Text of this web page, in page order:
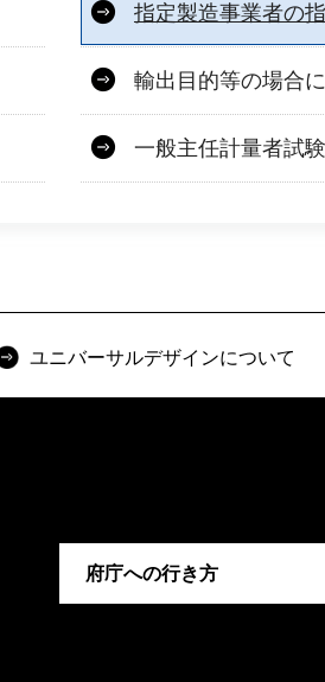
指定製造事業者の
輸出目的等の場合
一般主任計量者試
ユニバーサルデザインについて
府庁への行き方